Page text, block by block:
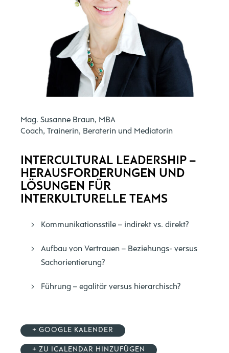
Mag. Susanne Braun, MBA
Coach, Trainerin, Beraterin und Mediatorin
INTERCULTURAL LEADERSHIP –
HERAUSFORDERUNGEN UND
LÖSUNGEN FÜR
INTERKULTURELLE TEAMS
Kommunikationsstile – indirekt vs. direkt?
Aufbau von Vertrauen – Beziehungs- versus
Sachorientierung?
Führung – egalitär versus hierarchisch?
+ GOOGLE KALENDER
+ ZU ICALENDAR HINZUFÜGEN